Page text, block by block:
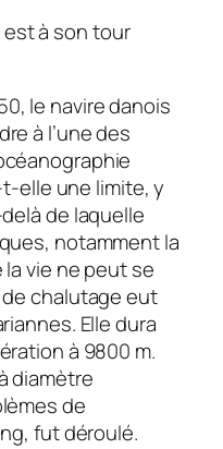
est à son tour
le navire danois
à l’une des
elle une limite, y
de laquelle
notamment la
vie ne peut se
de chalutage eut
Elle dura
à 9800 m.
diamètre
de
fut déroulé.